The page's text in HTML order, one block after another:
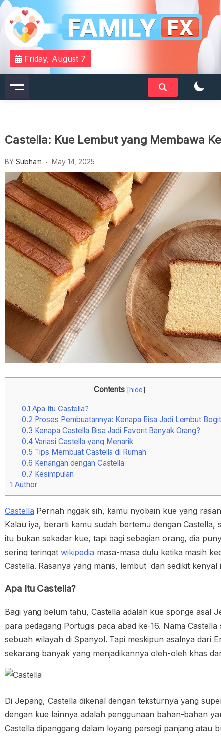
Skip
content
Familyfx
Your Daily Dose of Family Wisdom
Friday, August 7
Castella: Kue Lembut yang Membawa
BY Subham May 14, 2025
Contents [hide]
0.1 Apa Itu Castella?
0.2 Proses Pembuatannya: Kenapa Bisa Jadi Lembut
0.3 Kenapa Castella Bisa Jadi Favorit Banyak Orang?
0.4Variasi Castella yang Menarik
0.5 Tips Membuat Castella di Rumah
0.6 Kenangan dengan Castella
0.7 Kesimpulan
1 Author
Castella Pernah nggak sih, kamu nyobain kue yang
Kalau iya, berarti kamu sudah bertemu dengan
itu bukan sekadar kue, tapi bagi sebagian orang, dia
sering teringat wikipedia masa-masa dulu ketika masih
Castella. Rasanya yang manis, lembut, dan sedikit
Apa Itu Castella?
Bagi yang belum tahu, Castella adalah kue sponge asal
para pedagang Portugis pada abad ke-16. Nama
sebuah wilayah di Spanyol. Tapi meskipun asalnya dari
sekarang banyak yang menjadikannya oleh-oleh khas
Di Jepang, Castella dikenal dengan teksturnya yang
dengan kue lainnya adalah penggunaan bahan-bahan
Castella dipanggang dalam loyang persegi panjang atau